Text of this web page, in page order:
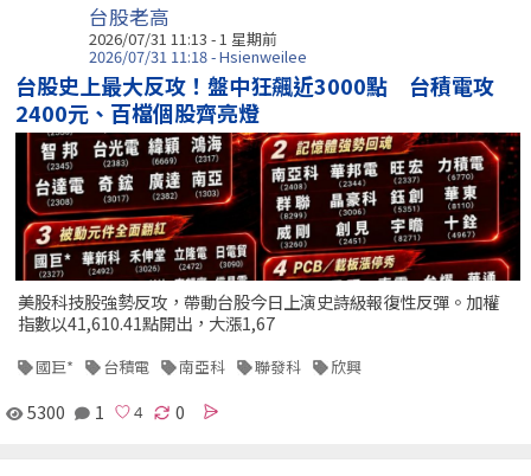
台股老高
2026/07/31 11:13 - 1 星期前
2026/07/31 11:18 - Hsienweilee
台股史上最大反攻！盤中狂飆近3000點 台積電攻
2400元、百檔個股齊亮燈
美股科技股強勢反攻，帶動台股今日上演史詩級報復性反彈。加權
指數以41,610.41點開出，大漲1,67
國巨* 台積電 南亞科 聯發科 欣興
5300 1 0